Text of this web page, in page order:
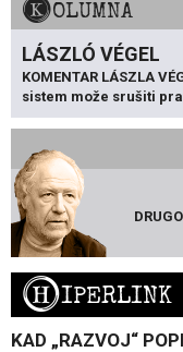
KOLUMNA
LÁSZLÓ VÉGEL
KOMENTAR LÁSZLA
sistem može srušiti
HIPERLINK
KAD „RAZVOJ“